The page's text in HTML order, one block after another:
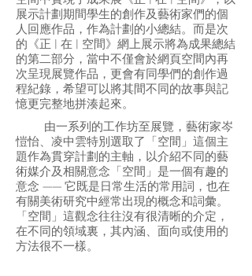
展示計劃期間學生的創作及藝術家們的個
人回應作品，作為計劃的小總結。而是次
的《正 | 在 | 空間》網上展示將為成果總結
的第二部分，當中不僅會於網頁空間內再
次呈現展覽作品，更會有同學們的創作過
程紀錄，希望可以將其間不同的故事與記
憶更完整地拼湊起來。
由一系列的工作坊至展覽，藝術家岑
愷怡、凌中雲特別選取了「空間」這個主
題作為貫穿計劃的主軸，以介紹不同的藝
術媒介及相關意念「空間」是一個有趣的
意念 —— 它既是日常生活的常用詞，也在
有關美術研究中經常出現的概念和詞彙。
「空間」這觀念往往沒有很清晰的介定，
在不同的領域裏，其內涵、面向或使用的
方法很不一樣。